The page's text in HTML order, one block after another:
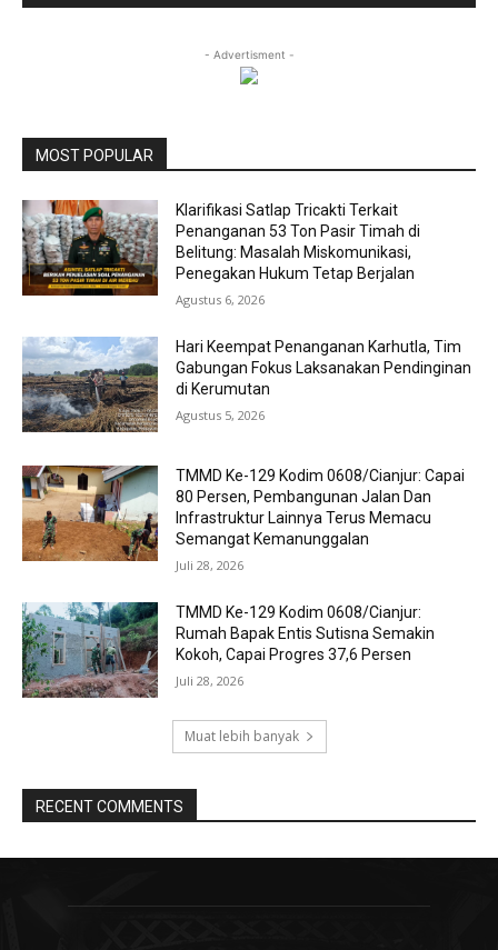
- Advertisment -
MOST POPULAR
Klarifikasi Satlap Tricakti Terkait
Penanganan 53 Ton Pasir Timah di
Belitung: Masalah Miskomunikasi,
Penegakan Hukum Tetap Berjalan
Agustus 6, 2026
Hari Keempat Penanganan Karhutla, Tim
Gabungan Fokus Laksanakan Pendinginan
di Kerumutan
Agustus 5, 2026
TMMD Ke-129 Kodim 0608/Cianjur: Capai
80 Persen, Pembangunan Jalan Dan
Infrastruktur Lainnya Terus Memacu
Semangat Kemanunggalan
Juli 28, 2026
TMMD Ke-129 Kodim 0608/Cianjur:
Rumah Bapak Entis Sutisna Semakin
Kokoh, Capai Progres 37,6 Persen
Juli 28, 2026
Muat lebih banyak
RECENT COMMENTS